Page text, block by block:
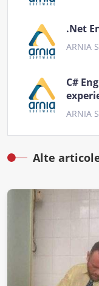
.Net
ARNIA
C#
ARNIA
Alte